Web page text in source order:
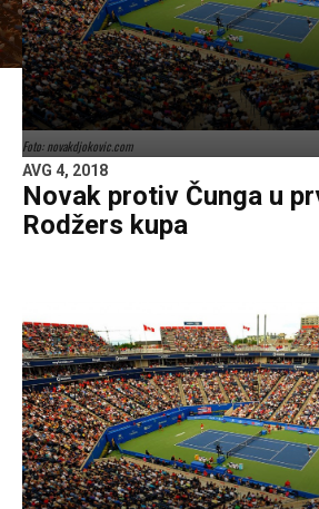
Foto: novakdjokovic.com
AVG 4, 2018
Novak protiv Čunga u
Rodžers kupa